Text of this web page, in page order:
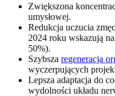
Zwiększona
umysłowej.
Redukcja uczucia
2024 roku wskazują
50%).
Szybsza regeneracja
wyczerpujących
Lepsza adaptacja do
wydolności układu